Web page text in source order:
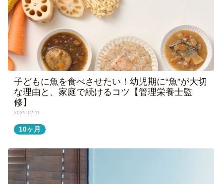
子どもに魚を食べさせたい！幼児期に“魚”が大切
な理由と、家庭で続けるコツ【管理栄養士監
修】
2025.12.11
10ヶ月